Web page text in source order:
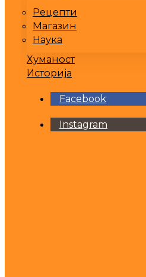
Рецепти
Магазин
Наука
Хуманост
Историја
Facebook
Instagram